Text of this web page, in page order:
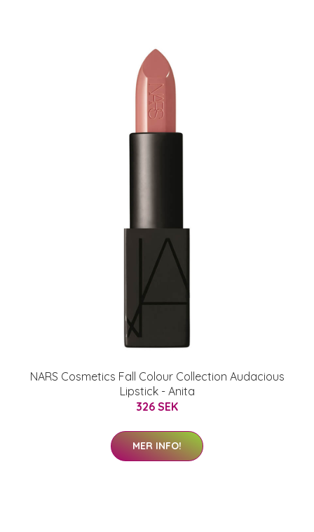
NARS Cosmetics Fall Colour Collection Audacious
Lipstick - Anita
326 SEK
MER INFO!